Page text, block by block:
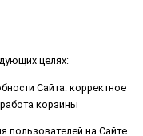
целях:
Сайта: корректное
корзины
пользователей на Сайте